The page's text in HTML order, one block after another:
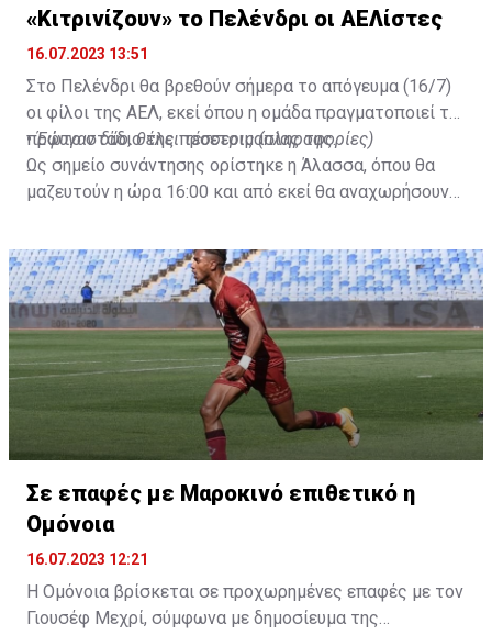
«Κιτρινίζουν» το Πελένδρι οι ΑΕΛίστες
16.07.2023 13:51
Στο Πελένδρι θα βρεθούν σήμερα το απόγευμα (16/7)
οι φίλοι της ΑΕΛ, εκεί όπου η ομάδα πραγματοποιεί το
πρώτο στάδιο της προετοιμασίας της.
•Έφυγαν δύο, θέλει τέσσερις (πληροφορίες)
Ως σημείο συνάντησης ορίστηκε η Άλασσα, όπου θα
μαζευτούν η ώρα 16:00 και από εκεί θα αναχωρήσουν
δώοσυν το παρών τους στην απογευματινή προπόνηση
της ομάδας.
Σε επαφές με Μαροκινό επιθετικό η
Ομόνοια
16.07.2023 12:21
Η Ομόνοια βρίσκεται σε προχωρημένες επαφές με τον
Γιουσέφ Μεχρί, σύμφωνα με δημοσίευμα της